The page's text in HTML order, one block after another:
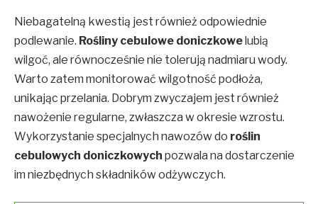
Niebagatelną kwestią jest również odpowiednie
podlewanie. Rośliny cebulowe doniczkowe lubią
wilgoć, ale równocześnie nie tolerują nadmiaru wody.
Warto zatem monitorować wilgotność podłoża,
unikając przelania. Dobrym zwyczajem jest również
nawożenie regularne, zwłaszcza w okresie wzrostu.
Wykorzystanie specjalnych nawozów do roślin
cebulowych doniczkowych pozwala na dostarczenie
im niezbędnych składników odżywczych.